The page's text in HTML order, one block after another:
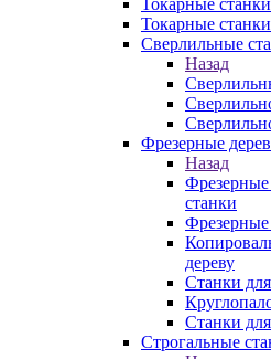
Токарные
Токарные
Сверлильные
Назад
Фрезерные
Назад
станки
Фрезерные
дереву
Станки
Станки
Строгальные